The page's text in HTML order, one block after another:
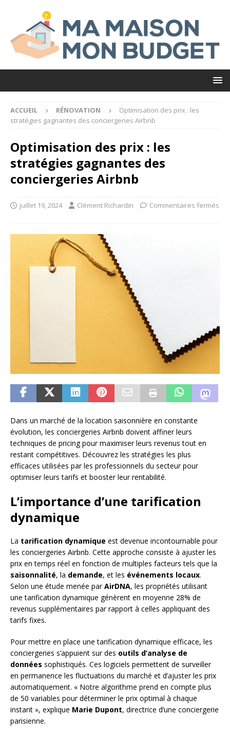
ACCUEIL RÉNOVATION
Optimisation des prix : les
stratégies gagnantes des conciergeries Airbnb
Optimisation des prix : les
stratégies gagnantes des
conciergeries Airbnb
juillet 19, 2024 Clément Richardin Commentaires fermés
Dans un marché de la location saisonnière en constante
évolution, les conciergeries Airbnb doivent affiner leurs
techniques de pricing pour maximiser leurs revenus tout en
restant compétitives. Découvrez les stratégies les plus
efficaces utilisées par les professionnels du secteur pour
optimiser leurs tarifs et booster leur rentabilité.
L’importance d’une tarification
dynamique
La tarification dynamique est devenue incontournable pour
les conciergeries Airbnb. Cette approche consiste à ajuster les
prix en temps réel en fonction de multiples facteurs tels que la
saisonnalité, la demande, et les événements locaux.
Selon une étude menée parAirDNA, les propriétés utilisant
une tarification dynamique génèrent en moyenne 28% de
revenus supplémentaires par rapport à celles appliquant des
tarifs fixes.
Pour mettre en place une tarification dynamique efficace, les
conciergeries s’appuient sur des outils d’analyse de
données sophistiqués. Ces logiciels permettent de surveiller
en permanence les fluctuations du marché et d’ajuster les prix
automatiquement. « Notre algorithme prend en compte plus
de 50 variables pour déterminer le prix optimal à chaque
instant », explique Marie Dupont, directrice d’une conciergerie
parisienne.